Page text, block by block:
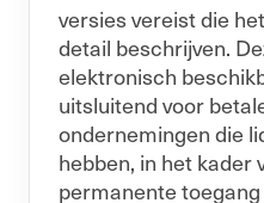
versies vereist die
detail beschrijven.
elektronisch
uitsluitend voor
ondernemingen die
hebben, in het kader
permanente